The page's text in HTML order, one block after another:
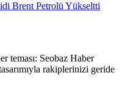
Brent Petrolü Yükseltti
teması: Seobaz Haber
rakiplerinizi geride